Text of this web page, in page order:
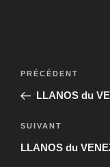
Navigation
l’article
Article
précédent
PRÉCÉDENT
LLANOS du
Article
suivant
SUIVANT
LLANOS du